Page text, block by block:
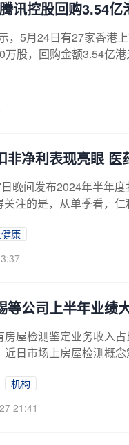
讯控股回购3.54亿
，5月24日有27家香港
股，回购金额3.54亿
非净利表现亮眼
晚间发布2024年半年
注的是，从单季看，
康
等公司上半年业绩
房屋检测鉴定业务收入
日市场上房屋检测概
机构
21:41